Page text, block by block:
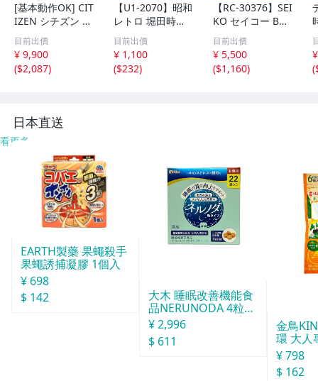
[基本動作OK] CIT
IZEN シチズン リ
ズム時計 掛時計
柱時計 置時計 電
池式 ビンテージ
アンティーク レ
目前出價
¥ 9,900
($2,087)
【U1-2070】昭和
レトロ 堀田時計
店 水晶和時計 尺
時計 掛け 木製 そ
ろばん アンティ
ーク 雑貨まとめ
目前出價
¥ 1,100
($232)
【RC-30376】SEI
KO セイコー BC1
10G 壁掛け時計
からくり時計 Wa
ve Symphony ウ
ェーブシンフォニ
目前出價
¥ 5,500
($1,160)
(
日本直送
看更多
EARTH製藥 果蠅殺手
果蠅誘捕凝膠 1個入
¥ 698
$ 142
大木 睡眠改善機能食
品NERUNODA 4粒22
袋
¥ 2,996
$ 611
金鳥
環 大人
¥ 798
$ 162